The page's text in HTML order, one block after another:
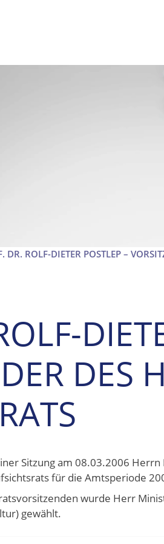
DR. ROLF-DIETER POSTLEP –
DES
Sitzung am 08.03.2006
für die Amtsperiode
wurde Herr
gewählt.